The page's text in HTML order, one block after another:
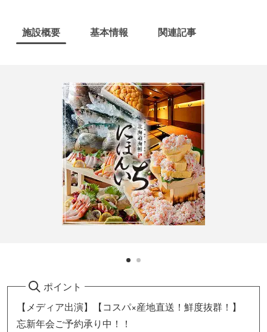
施設概要 基本情報 関連記事
ポイント
【メディア出演】【コスパ×産地直送！鮮度抜群！】
忘新年会ご予約承り中！！